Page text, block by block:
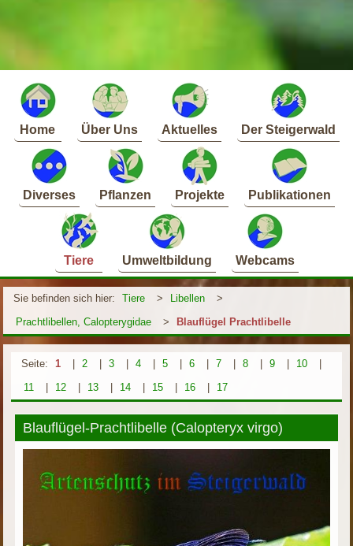
Home Über Uns Aktuelles Der Steigerwald
Diverses Pflanzen Projekte Publikationen
Tiere Umweltbildung Webcams
Sie befinden sich hier: Tiere > Libellen
>
Prachtlibellen, Calopterygidae
> Blauflügel Prachtlibelle
Seite: 1 2 3 4 5 6 7 8 9 10
11
12 13 14 15 16 17
Blauflügel-Prachtlibelle (Calopteryx virgo)